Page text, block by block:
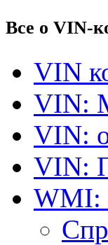
Все о VIN-
VIN
VIN:
VIN:
VIN:
WMI: